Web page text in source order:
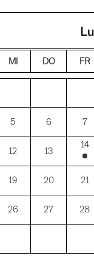
MI DO FR
5 6 7
12 13
14
19 20 21
26 27 28